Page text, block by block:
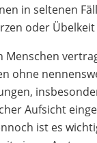
in seltenen
oder
Menschen
ohne
Aufsicht
ist es